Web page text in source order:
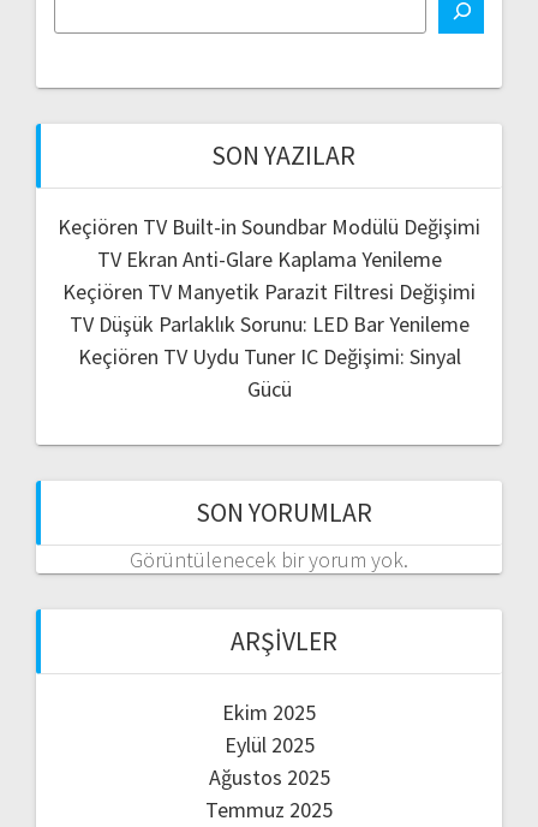
SON YAZILAR
Keçiören TV Built-in Soundbar Modülü Değişimi
TV Ekran Anti-Glare Kaplama Yenileme
Keçiören TV Manyetik Parazit Filtresi Değişimi
TV Düşük Parlaklık Sorunu: LED Bar Yenileme
Keçiören TV Uydu Tuner IC Değişimi: Sinyal
Gücü
SON YORUMLAR
Görüntülenecek bir yorum yok.
ARŞIVLER
Ekim 2025
Eylül 2025
Ağustos 2025
Temmuz 2025